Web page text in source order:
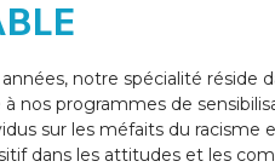
notre spécialité réside
à nos programmes de
sur les méfaits du racisme
dans les attitudes et les